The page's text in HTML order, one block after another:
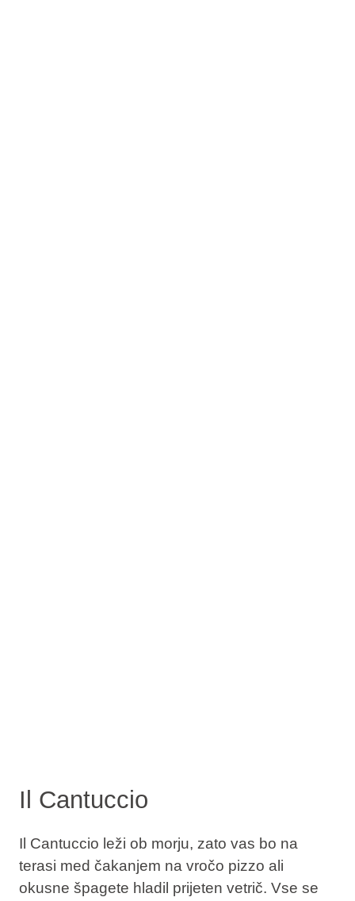
Il Cantuccio
Il Cantuccio leži ob morju, zato vas bo na
terasi med čakanjem na vročo pizzo ali
okusne špagete hladil prijeten vetrič. Vse se